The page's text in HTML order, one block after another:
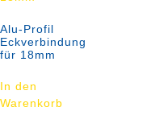
Alu-Profil
Eckverbindung
für 18mm
In den
Warenkorb